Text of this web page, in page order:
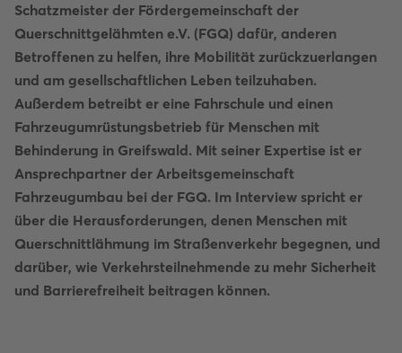
Schatzmeister der Fördergemeinschaft der
Querschnittgelähmten e.V. (FGQ) dafür, anderen
Betroffenen zu helfen, ihre Mobilität zurückzuerlangen
und am gesellschaftlichen Leben teilzuhaben.
Außerdem betreibt er eine Fahrschule und einen
Fahrzeugumrüstungsbetrieb für Menschen mit
Behinderung in Greifswald. Mit seiner Expertise ist er
Ansprechpartner der Arbeitsgemeinschaft
Fahrzeugumbau bei der FGQ. Im Interview spricht er
über die Herausforderungen, denen Menschen mit
Querschnittlähmung im Straßenverkehr begegnen, und
darüber, wie Verkehrsteilnehmende zu mehr Sicherheit
und Barrierefreiheit beitragen können.